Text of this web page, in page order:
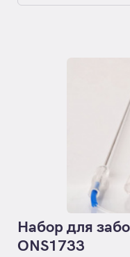
Набор для
ONS1733